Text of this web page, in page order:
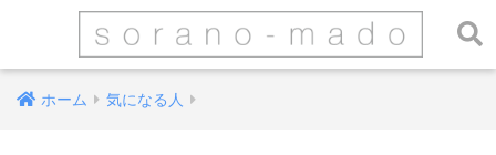
ホーム 気になる人